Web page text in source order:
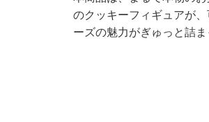
のクッキーフィギュアが
ーズの魅力がぎゅっと詰